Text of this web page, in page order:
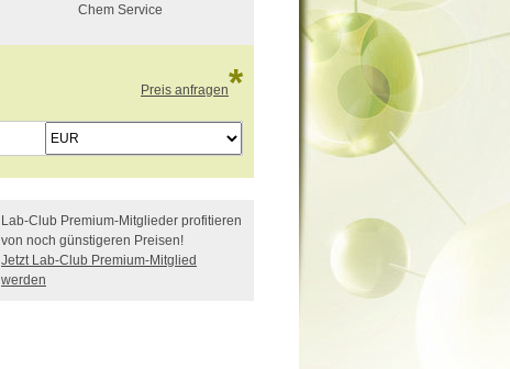
Chem Service
Preis anfragen*
Lab-Club Premium-Mitglieder profitieren
von noch günstigeren Preisen!
Jetzt Lab-Club Premium-Mitglied
werden